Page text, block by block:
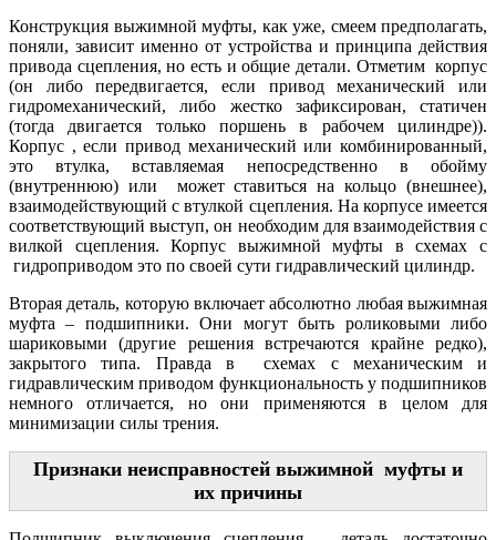
Конструкция выжимной муфты, как уже, смеем предполагать,
поняли, зависит именно от устройства и принципа действия
привода сцепления, но есть и общие детали. Отметим корпус
(он либо передвигается, если привод механический или
гидромеханический, либо жестко зафиксирован, статичен
(тогда двигается только поршень в рабочем цилиндре)).
Корпус , если привод механический или комбинированный,
это втулка, вставляемая непосредственно в обойму
(внутреннюю) или может ставиться на кольцо (внешнее),
взаимодействующий с втулкой сцепления. На корпусе имеется
соответствующий выступ, он необходим для взаимодействия с
вилкой сцепления. Корпус выжимной муфты в схемах с
гидроприводом это по своей сути гидравлический цилиндр.
Вторая деталь, которую включает абсолютно любая выжимная
муфта – подшипники. Они могут быть роликовыми либо
шариковыми (другие решения встречаются крайне редко),
закрытого типа. Правда в схемах с механическим и
гидравлическим приводом функциональность у подшипников
немного отличается, но они применяются в целом для
минимизации силы трения.
Признаки неисправностей выжимной муфты и
их причины